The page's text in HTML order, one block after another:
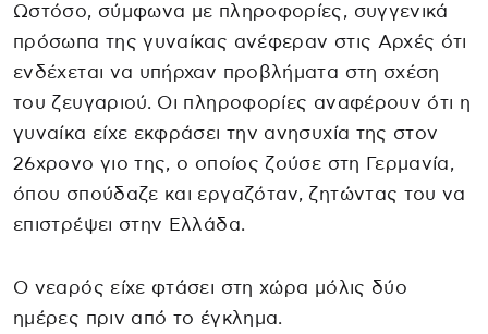
Ωστόσο, σύμφωνα με πληροφορίες, συγγενικά
πρόσωπα της γυναίκας ανέφεραν στις Αρχές ότι
ενδέχεται να υπήρχαν προβλήματα στη σχέση
του ζευγαριού. Οι πληροφορίες αναφέρουν ότι η
γυναίκα είχε εκφράσει την ανησυχία της στον
26χρονο γιο της, ο οποίος ζούσε στη Γερμανία,
όπου σπούδαζε και εργαζόταν, ζητώντας του να
επιστρέψει στην Ελλάδα.
Ο νεαρός είχε φτάσει στη χώρα μόλις δύο
ημέρες πριν από το έγκλημα.